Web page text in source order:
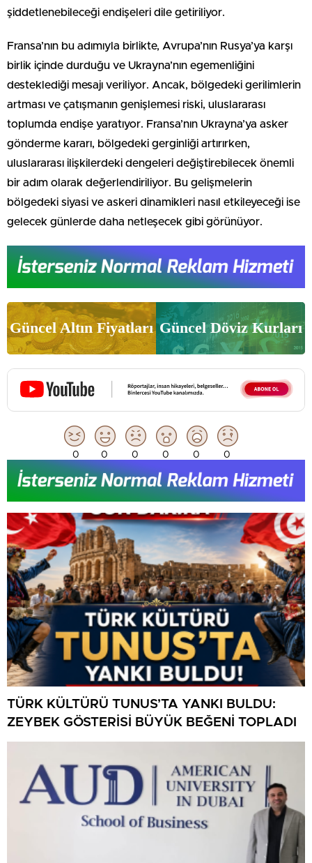
şiddetlenebileceği endişeleri dile getiriliyor.
Fransa’nın bu adımıyla birlikte, Avrupa’nın Rusya’ya karşı
birlik içinde durduğu ve Ukrayna’nın egemenliğini
desteklediği mesajı veriliyor. Ancak, bölgedeki gerilimlerin
artması ve çatışmanın genişlemesi riski, uluslararası
toplumda endişe yaratıyor. Fransa’nın Ukrayna’ya asker
gönderme kararı, bölgedeki gerginliği artırırken,
uluslararası ilişkilerdeki dengeleri değiştirebilecek önemli
bir adım olarak değerlendiriliyor. Bu gelişmelerin
bölgedeki siyasi ve askeri dinamikleri nasıl etkileyeceği ise
gelecek günlerde daha netleşecek gibi görünüyor.
Güncel Altın Fiyatları Güncel Döviz Kurları
0 0 0 0 0 0
TÜRK KÜLTÜRÜ TUNUS’TA YANKI BULDU:
ZEYBEK GÖSTERİSİ BÜYÜK BEĞENİ TOPLADI